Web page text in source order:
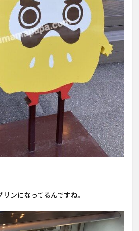
ンになってるんですね。